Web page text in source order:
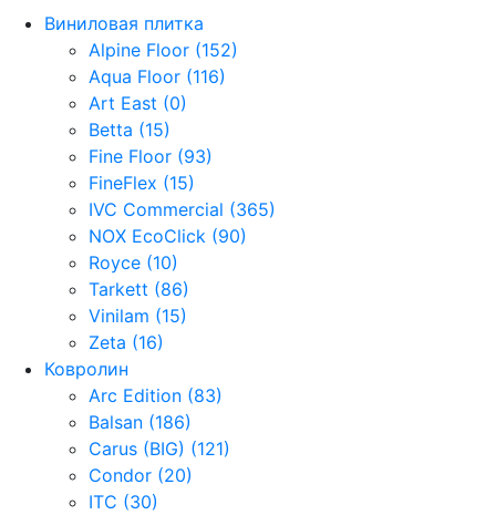
Виниловая плитка
Alpine Floor (152)
Aqua Floor (116)
Art East (0)
Betta (15)
Fine Floor (93)
FineFlex (15)
IVC Commercial (365)
NOX EcoClick (90)
Royce (10)
Tarkett (86)
Vinilam (15)
Zeta (16)
Ковролин
Arc Edition (83)
Balsan (186)
Carus (BIG) (121)
Condor (20)
ITC (30)